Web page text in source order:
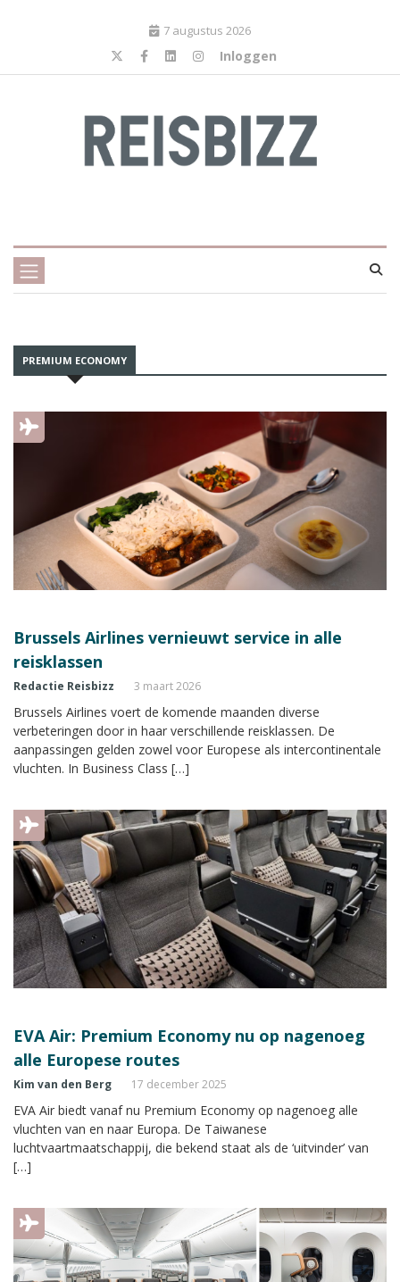
7 augustus 2026
Inloggen
PREMIUM ECONOMY
Brussels Airlines vernieuwt service in alle
reisklassen
Redactie Reisbizz 3 maart 2026
Brussels Airlines voert de komende maanden diverse
verbeteringen door in haar verschillende reisklassen. De
aanpassingen gelden zowel voor Europese als intercontinentale
vluchten. In Business Class […]
EVA Air: Premium Economy nu op nagenoeg
alle Europese routes
Kim van den Berg 17 december 2025
EVA Air biedt vanaf nu Premium Economy op nagenoeg alle
vluchten van en naar Europa. De Taiwanese
luchtvaartmaatschappij, die bekend staat als de ‘uitvinder’ van
[…]